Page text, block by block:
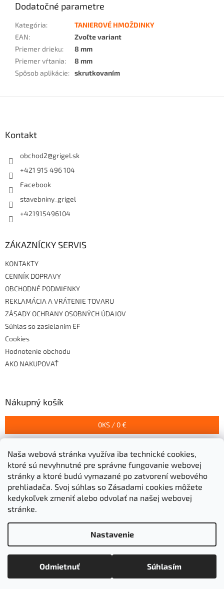
Naša webová stránka využíva iba technické cookies,
ktoré sú nevyhnutné pre správne fungovanie webovej
stránky a ktoré budú vymazané po zatvorení webového
prehliadača. Svoj súhlas so Zásadami cookies môžete
kedykoľvek zmeniť alebo odvolať na našej webovej
stránke.
Nastavenie
Odmietnuť Súhlasím
Dodatočné parametre
Kategória:
TANIEROVÉ HMOŽDINKY
EAN:
Zvoľte variant
Priemer drieku:
8 mm
Priemer vŕtania:
8 mm
Spôsob aplikácie: skrutkovaním
Kontakt
obchod2@grigel.sk
+421 915 496 104
Facebook
stavebniny_grigel
+421915496104
ZÁKAZNÍCKY SERVIS
KONTAKTY
CENNÍK DOPRAVY
OBCHODNÉ PODMIENKY
REKLAMÁCIA A VRÁTENIE TOVARU
ZÁSADY OCHRANY OSOBNÝCH ÚDAJOV
Súhlas so zasielaním EF
Cookies
Hodnotenie obchodu
AKO NAKUPOVAŤ
Nákupný košík
0KS / 0 €
Prijímame online platby
Stavebniny Grigeľ s.r.o.
vyhradené.
Upraviť nastavenie cookies